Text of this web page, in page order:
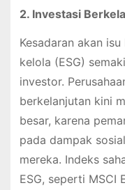
2. Investasi
Kesadaran akan
kelola (ESG)
investor.
berkelanjutan kini
besar, karena
pada dampak
mereka. Indeks
ESG, seperti MSCI